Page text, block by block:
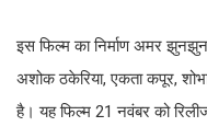
इस फिल्म का निर्माण अमर
अशोक ठकेरिया, एकता कपूर,
है। यह फिल्म 21 नवंबर को